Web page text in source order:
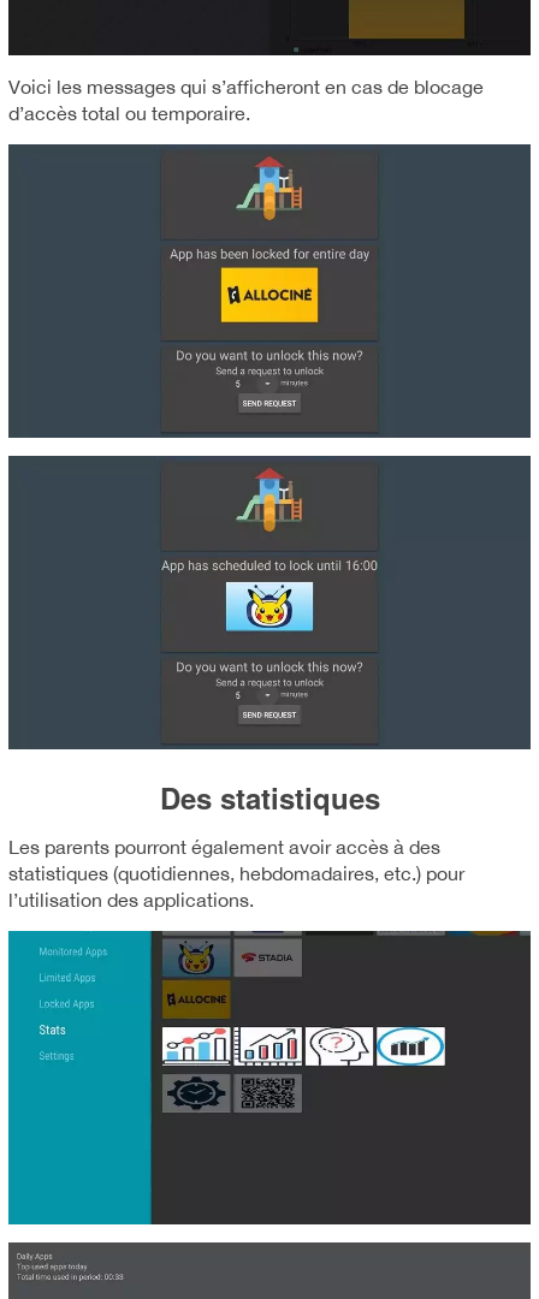
Voici les messages qui s’afficheront en cas de blocage
d’accès total ou temporaire.
Des statistiques
Les parents pourront également avoir accès à des
statistiques (quotidiennes, hebdomadaires, etc.) pour
l’utilisation des applications.